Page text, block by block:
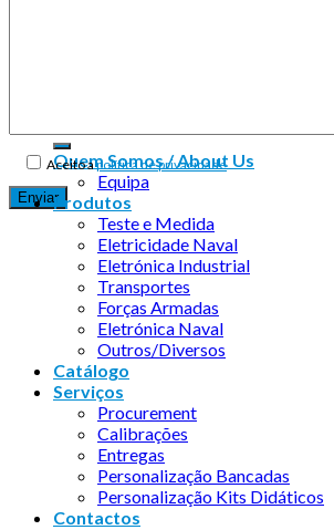
Aceito apolítica de privacidade
Quem Somos / About Us
Equipa
Produtos
Teste e Medida
Eletricidade Naval
Eletrónica Industrial
Transportes
Forças Armadas
Eletrónica Naval
Outros/Diversos
Catálogo
Serviços
Procurement
Calibrações
Entregas
Personalização Bancadas
Personalização Kits Didáticos
Contactos